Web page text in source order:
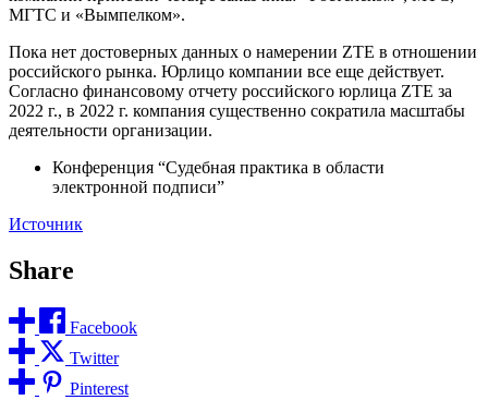
МГТС и «Вымпелком».
Пока нет достоверных данных о намерении ZTE в отношении
российского рынка. Юрлицо компании все еще действует.
Согласно финансовому отчету российского юрлица ZTE за
2022 г., в 2022 г. компания существенно сократила масштабы
деятельности организации.
Конференция “Судебная практика в области
электронной подписи”
Источник
Share
Facebook
Twitter
Pinterest